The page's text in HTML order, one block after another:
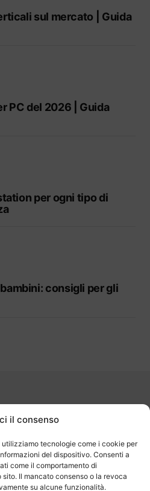
il consenso
tecnologie come i cookie per
del dispositivo. Consenti a
come il comportamento di
Il mancato consenso o la revoca
su alcune funzionalità.
sul mercato | Guida
PC del 2026 | Guida
per ogni tipo di
consigli per gli